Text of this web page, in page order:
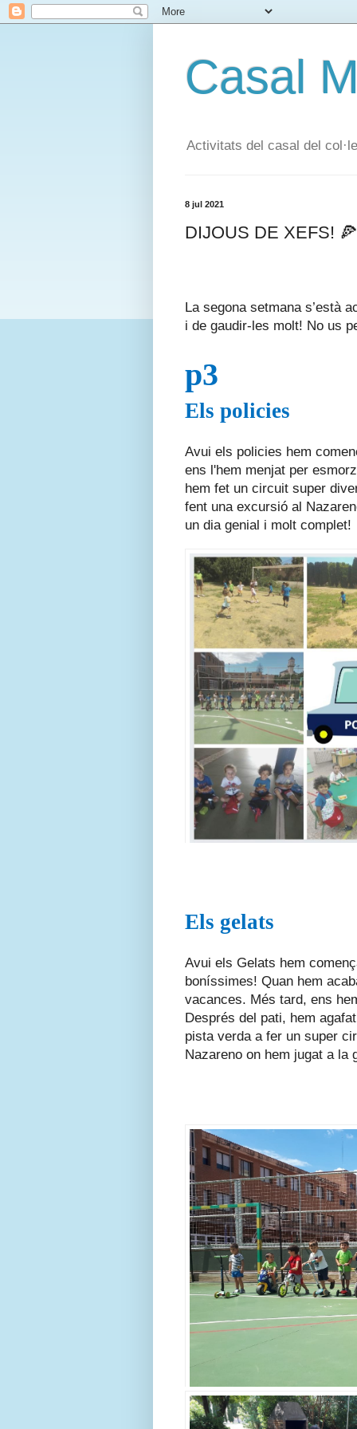
Casal
Activitats del casal del
8 jul 2021
DIJOUS DE XEFS!
La segona setmana s’està
i de gaudir-les molt! No us
p3
Els policies
Avui els policies hem
ens l'hem menjat per
hem fet un circuit super
fent una excursió al
un dia genial i molt complet!
Els gelats
Avui els Gelats hem
boníssimes! Quan hem
vacances. Més tard, ens
Després del pati, hem
pista verda a fer un super
Nazareno on hem jugat a la